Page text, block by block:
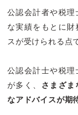
公認会計者や税理
な実績をもとに財
スが受けられる点
公認会計士や税理
が多く、
さまざ
なアドバイスが期